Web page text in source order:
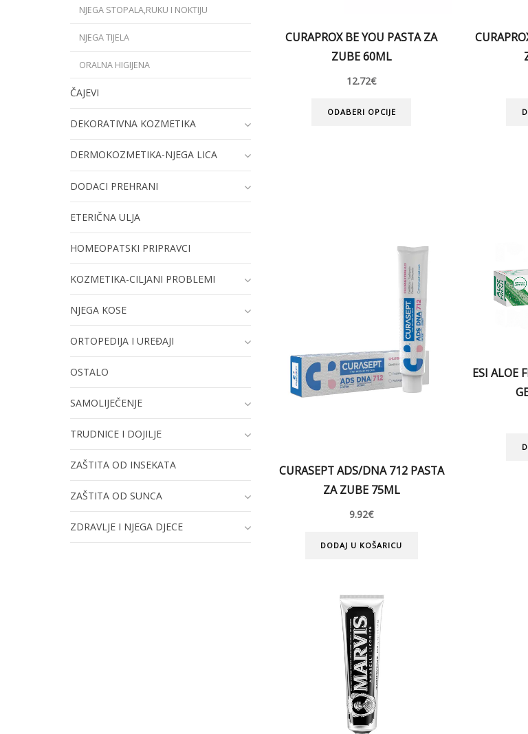
CURAPROX BE YOU PASTA ZA
ZUBE 60ML
12.72€
ODABERI OPCIJE
CURASEPT ADS/DNA 712 PASTA
ZA ZUBE 75ML
9.92€
DODAJ U KOŠARICU
ESI ALOE
NJEGA STOPALA,RUKU I NOKTIJU
NJEGA TIJELA
ORALNA HIGIJENA
ČAJEVI
DEKORATIVNA KOZMETIKA
DERMOKOZMETIKA-NJEGA LICA
DODACI PREHRANI
ETERIČNA ULJA
HOMEOPATSKI PRIPRAVCI
KOZMETIKA-CILJANI PROBLEMI
NJEGA KOSE
ORTOPEDIJA I UREĐAJI
OSTALO
SAMOLIJEČENJE
TRUDNICE I DOJILJE
ZAŠTITA OD INSEKATA
ZAŠTITA OD SUNCA
ZDRAVLJE I NJEGA DJECE